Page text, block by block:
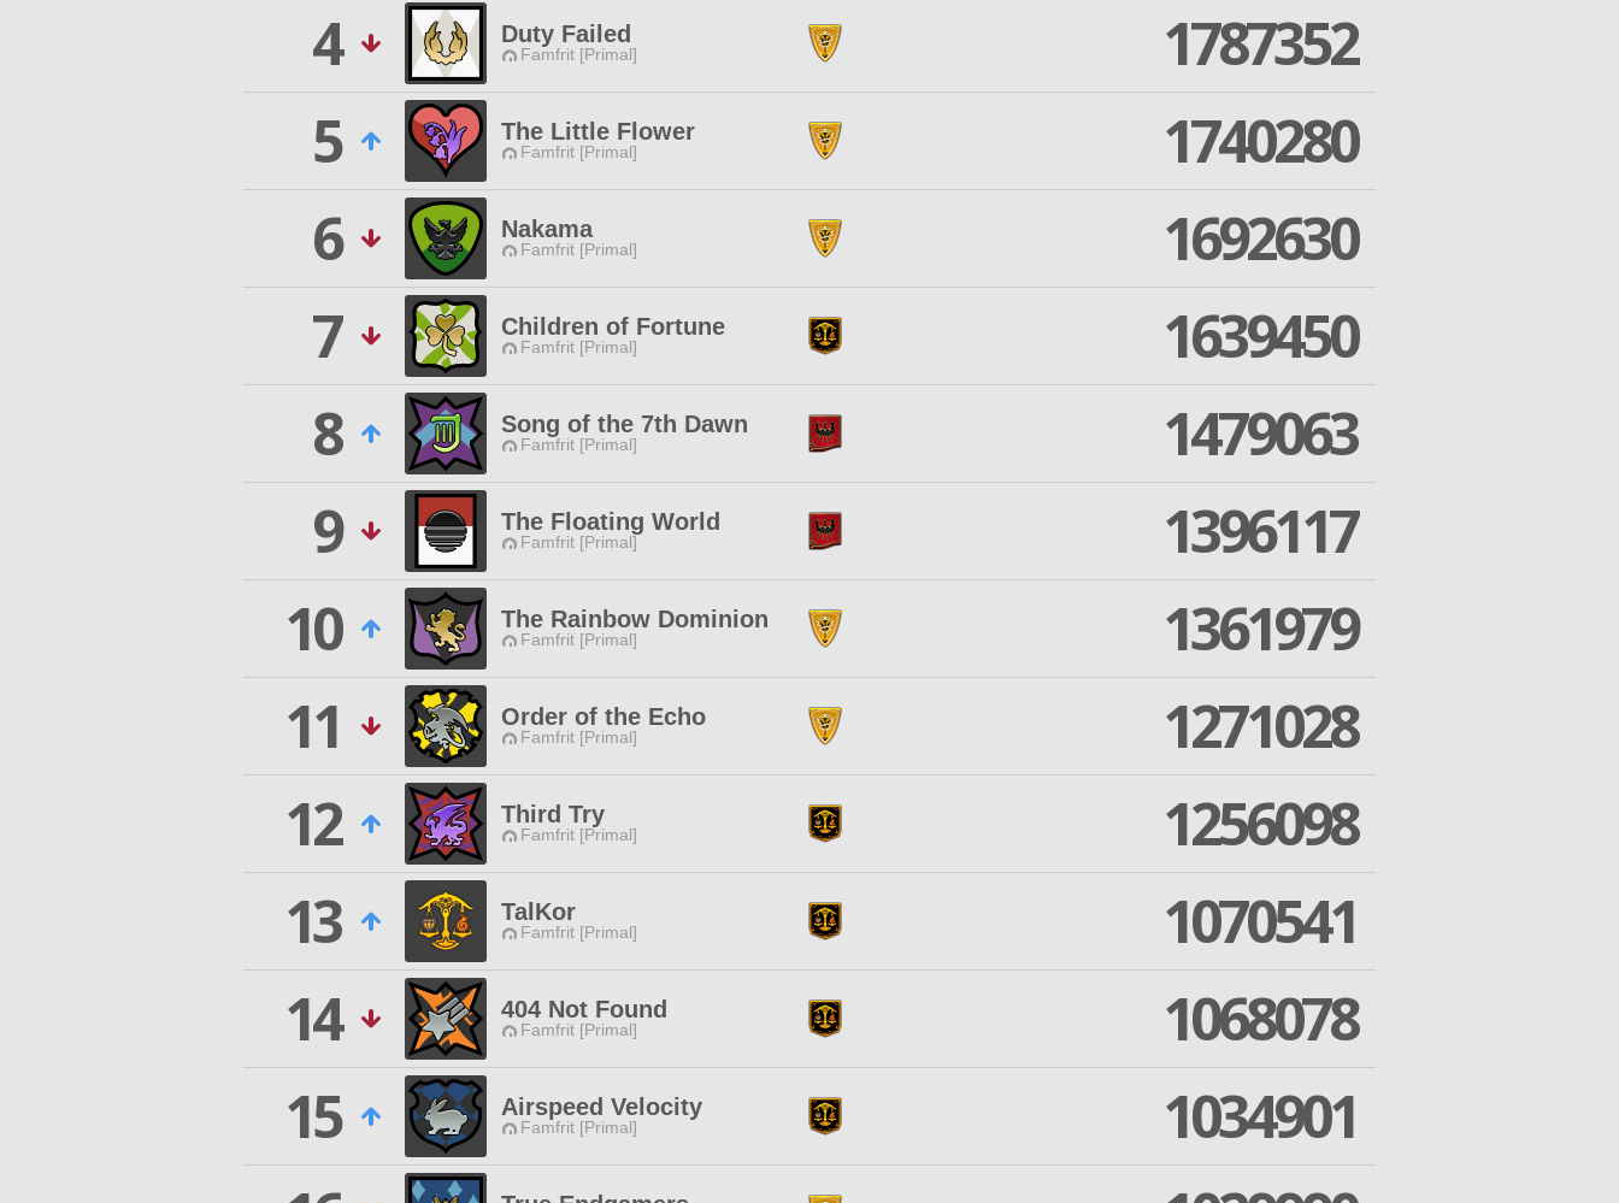
4
Duty Failed
Famfrit [Primal]
1787352
5
The Little Flower
Famfrit [Primal]
1740280
6
Nakama
Famfrit [Primal]
1692630
7
Children of Fortune
Famfrit [Primal]
1639450
8
Song of the 7th Dawn
Famfrit [Primal]
1479063
9
The Floating World
Famfrit [Primal]
1396117
10
The Rainbow Dominion
Famfrit [Primal]
1361979
11
Order of the Echo
Famfrit [Primal]
1271028
12
Third Try
Famfrit [Primal]
1256098
13
TalKor
Famfrit [Primal]
1070541
14
404 Not Found
Famfrit [Primal]
1068078
15
Airspeed Velocity
Famfrit [Primal]
1034901